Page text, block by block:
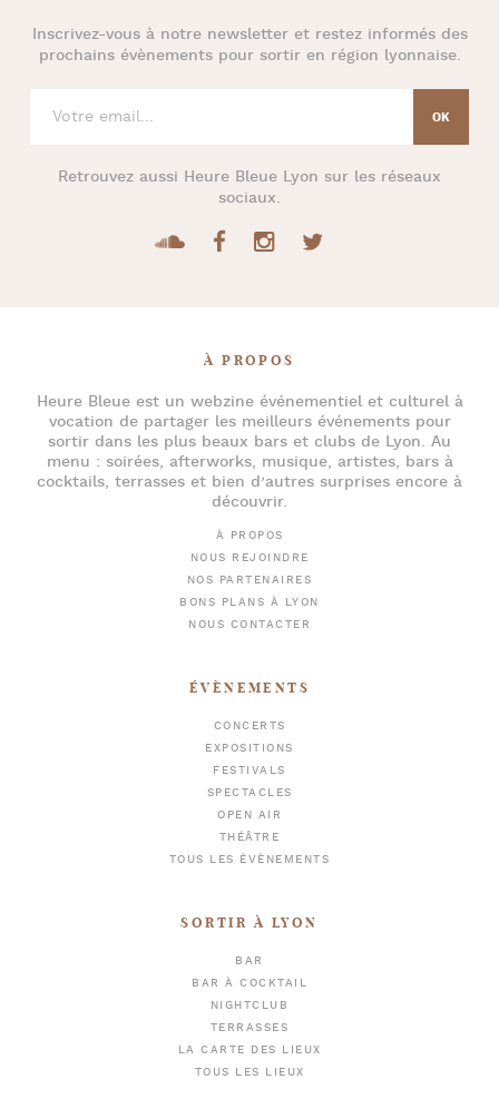
Inscrivez-vous à notre newsletter et restez informés des
prochains évènements pour sortir en région lyonnaise.
Retrouvez aussi Heure Bleue Lyon sur les réseaux
sociaux.
À PROPOS
Heure Bleueest un webzine événementiel et culturel à
vocation de partager les meilleurs événements pour
sortir dans les plus beaux bars et clubs de Lyon. Au
menu : soirées, afterworks, musique, artistes, bars à
cocktails, terrasses et bien d’autres surprises encore à
découvrir.
À PROPOS
NOUS REJOINDRE
NOS PARTENAIRES
BONS PLANS À LYON
NOUS CONTACTER
ÉVÈNEMENTS
CONCERTS
EXPOSITIONS
FESTIVALS
SPECTACLES
OPEN AIR
THÉÂTRE
TOUS LES ÉVÈNEMENTS
SORTIR À LYON
BAR
BAR À COCKTAIL
NIGHTCLUB
TERRASSES
LA CARTE DES LIEUX
TOUS LES LIEUX